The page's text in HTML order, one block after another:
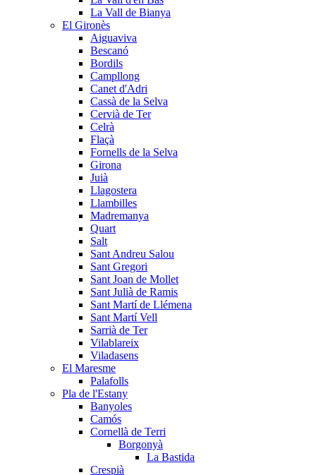
La Vall de Bianya
El Gironès
Aiguaviva
Bescanó
Bordils
Campllong
Canet d'Adri
Cassà de la Selva
Cervià de Ter
Celrà
Flaçà
Fornells de la Selva
Girona
Juià
Llagostera
Llambilles
Madremanya
Quart
Salt
Sant Andreu Salou
Sant Gregori
Sant Joan de Mollet
Sant Julià de Ramis
Sant Martí de Llémena
Sant Martí Vell
Sarrià de Ter
Vilablareix
Viladasens
El Maresme
Palafolls
Pla de l'Estany
Banyoles
Camós
Cornellà de Terri
Borgonyà
La Bastida
Crespià